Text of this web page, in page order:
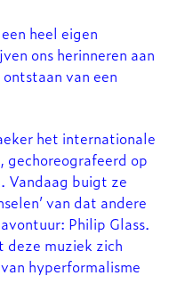
heel eigen
ons herinneren aan
van een
het internationale
, gechoreografeerd op
Vandaag buigt ze
van dat andere
Philip Glass.
deze muziek zich
hyperformalisme